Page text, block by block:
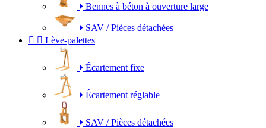
Bennes à béton à ouverture large
SAV / Pièces détachées
  Lève-palettes
Écartement fixe
Écartement réglable
SAV / Pièces détachées